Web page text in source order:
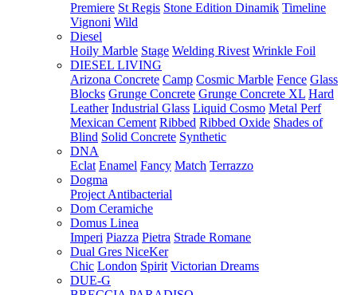
Premiere St Regis Stone Edition Dinamik Timeline
Vignoni Wild
Diesel
Hoily Marble Stage Welding Rivest Wrinkle Foil
DIESEL LIVING
Arizona Concrete Camp Cosmic Marble Fence Glass
Blocks Grunge Concrete Grunge Concrete XL Hard
Leather Industrial Glass Liquid Cosmo Metal Perf
Mexican Cement Ribbed Ribbed Oxide Shades of
Blind Solid Concrete Synthetic
DNA
Eclat Enamel Fancy Match Terrazzo
Dogma
Project Antibacterial
Dom Ceramiche
Domus Linea
Imperi Piazza Pietra Strade Romane
Dual Gres NiceKer
Chic London Spirit Victorian Dreams
DUE-G